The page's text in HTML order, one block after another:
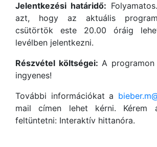
Jelentkezési határidő:
azt, hogy az aktuális
csütörtök este 20.00 óráig
levélben jelentkezni.
Részvétel költségei: A
ingyenes!
További információkat a
mail címen lehet kérni. Kérem
feltüntetni: Interaktív hittanóra.